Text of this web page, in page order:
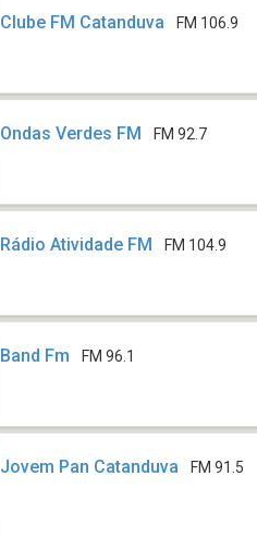
Clube FM Catanduva FM 106.9
Ondas Verdes FM FM 92.7
Rádio Atividade FM FM 104.9
Band Fm FM 96.1
Jovem Pan Catanduva FM 91.5